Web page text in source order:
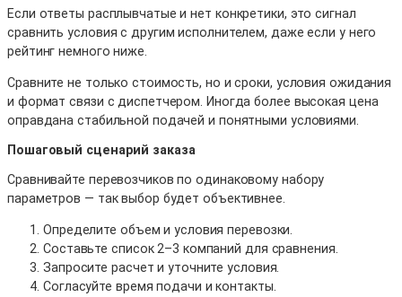
Если ответы расплывчатые и нет конкретики, это сигнал
сравнить условия с другим исполнителем, даже если у него
рейтинг немного ниже.
Сравните не только стоимость, но и сроки, условия ожидания
и формат связи с диспетчером. Иногда более высокая цена
оправдана стабильной подачей и понятными условиями.
Пошаговый сценарий заказа
Сравнивайте перевозчиков по одинаковому набору
параметров — так выбор будет объективнее.
Определите объем и условия перевозки.
Составьте список 2–3 компаний для сравнения.
Запросите расчет и уточните условия.
Согласуйте время подачи и контакты.